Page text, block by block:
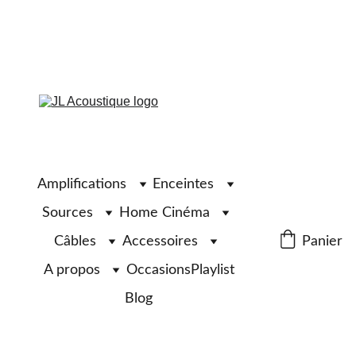
Amplifications
Enceintes
Sources
Home Cinéma
Câbles
Accessoires
A propos
Occasions Playlist
Blog
Panier